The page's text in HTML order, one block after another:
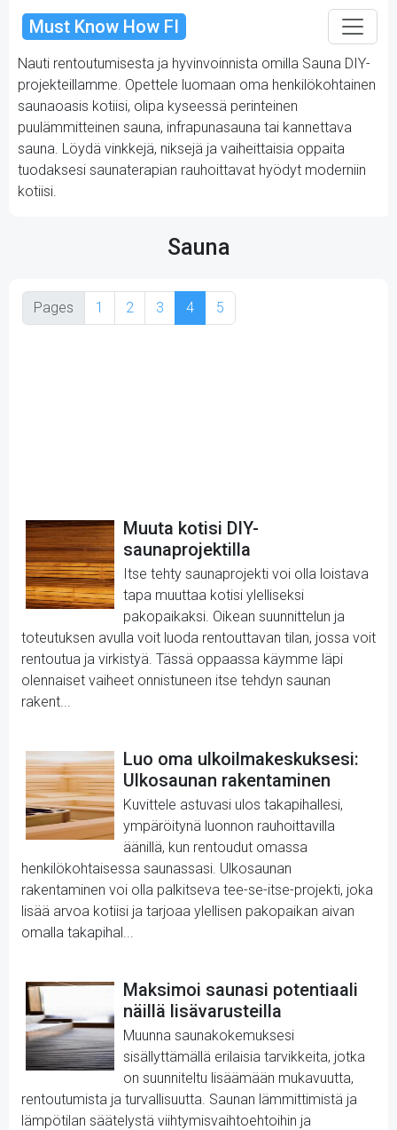
Must Know How FI
Nauti rentoutumisesta ja hyvinvoinnista omilla Sauna DIY-
projekteillamme. Opettele luomaan oma henkilökohtainen
saunaoasis kotiisi, olipa kyseessä perinteinen
puulämmitteinen sauna, infrapunasauna tai kannettava
sauna. Löydä vinkkejä, niksejä ja vaiheittaisia oppaita
tuodaksesi saunaterapian rauhoittavat hyödyt moderniin
kotiisi.
Sauna
Pages 1 2 3 4 5
Muuta kotisi DIY-
saunaprojektilla
Itse tehty saunaprojekti voi olla loistava
tapa muuttaa kotisi ylelliseksi
pakopaikaksi. Oikean suunnittelun ja
toteutuksen avulla voit luoda rentouttavan tilan, jossa voit
rentoutua ja virkistyä. Tässä oppaassa käymme läpi
olennaiset vaiheet onnistuneen itse tehdyn saunan
rakent...
Luo oma ulkoilmakeskuksesi:
Ulkosaunan rakentaminen
Kuvittele astuvasi ulos takapihallesi,
ympäröitynä luonnon rauhoittavilla
äänillä, kun rentoudut omassa
henkilökohtaisessa saunassasi. Ulkosaunan
rakentaminen voi olla palkitseva tee-se-itse-projekti, joka
lisää arvoa kotiisi ja tarjoaa ylellisen pakopaikan aivan
omalla takapihal...
Maksimoi saunasi potentiaali
näillä lisävarusteilla
Muunna saunakokemuksesi
sisällyttämällä erilaisia tarvikkeita, jotka
on suunniteltu lisäämään mukavuutta,
rentoutumista ja turvallisuutta. Saunan lämmittimistä ja
lämpötilan säätelystä viihtymisvaihtoehtoihin ja